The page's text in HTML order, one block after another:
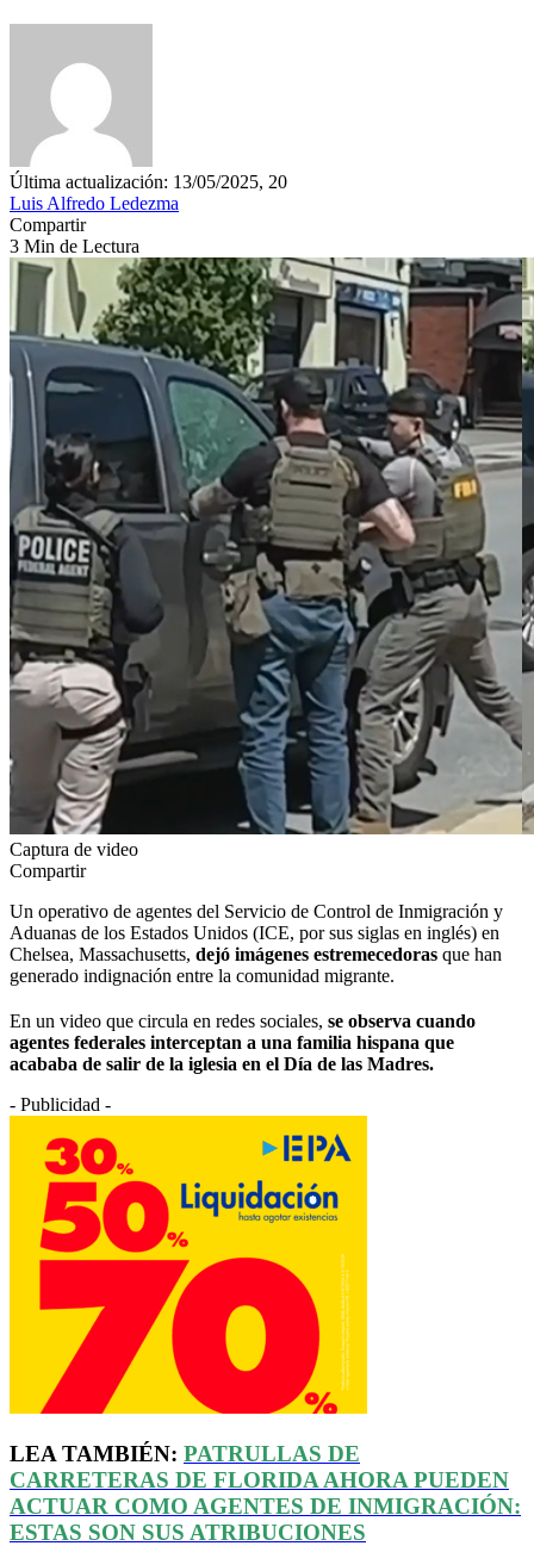
Última actualización: 13/05/2025, 20
Luis Alfredo Ledezma
Compartir
3 Min de Lectura
Captura de video
Compartir
Un operativo de agentes del Servicio de Control de Inmigración y
Aduanas de los Estados Unidos (ICE, por sus siglas en inglés) en
Chelsea, Massachusetts, dejó imágenes estremecedoras que han
generado indignación entre la comunidad migrante.
En un video que circula en redes sociales, se observa cuando
agentes federales interceptan a una familia hispana que
acababa de salir de la iglesia en el Día de las Madres.
- Publicidad -
LEA TAMBIÉN: PATRULLAS DE
CARRETERAS DE FLORIDA AHORA PUEDEN
ACTUAR COMO AGENTES DE INMIGRACIÓN:
ESTAS SON SUS ATRIBUCIONES